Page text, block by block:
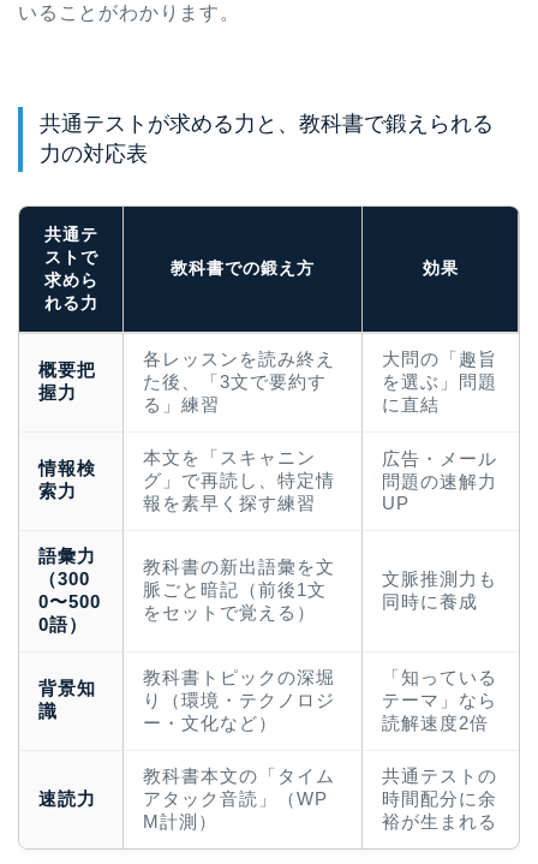
いることがわかります。
共通テストが求める力と、教科書で鍛えられる
力の対応表
共通テ
ストで
求めら
れる力
教科書での鍛え方 効果
概要把
握力
各レッスンを読み終え
た後、「3文で要約す
る」練習
大問の「趣旨
を選ぶ」問題
に直結
情報検
索力
本文を「スキャニン
グ」で再読し、特定情
報を素早く探す練習
広告・メール
問題の速解力
UP
語彙力
（300
0〜500
0語）
教科書の新出語彙を文
脈ごと暗記（前後1文
をセットで覚える）
文脈推測力も
同時に養成
背景知
識
教科書トピックの深堀
り（環境・テクノロジ
ー・文化など）
「知っている
テーマ」なら
読解速度2倍
速読力
教科書本文の「タイム
アタック音読」（WP
M計測）
共通テストの
時間配分に余
裕が生まれる